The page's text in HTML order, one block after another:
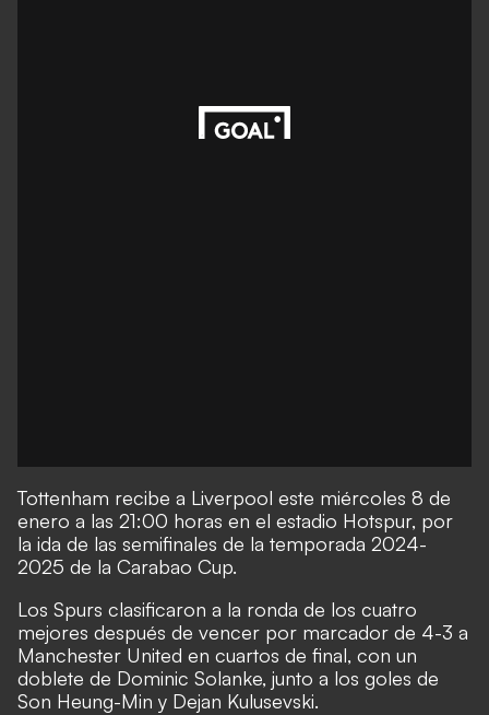
Tottenham recibe a Liverpool este miércoles 8 de
enero a las 21:00 horas en el estadio Hotspur, por
la ida de las semifinales de la temporada 2024-
2025 de la Carabao Cup.
Los Spurs clasificaron a la ronda de los cuatro
mejores después de vencer por marcador de 4-3 a
Manchester United en cuartos de final, con un
doblete de Dominic Solanke, junto a los goles de
Son Heung-Min y Dejan Kulusevski.